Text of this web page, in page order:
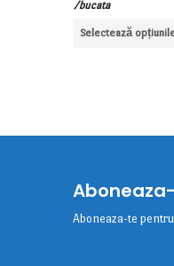
/bucata
Selectează
Aboneaza-te